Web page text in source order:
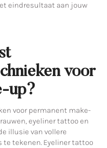
eindresultaat aan jouw
voor
up?
voor permanent make-
eyeliner tattoo en
illusie van vollere
tekenen. Eyeliner tattoo